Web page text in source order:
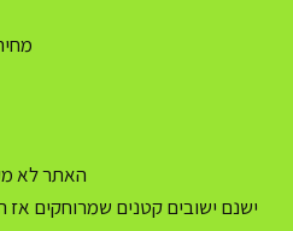
מחיר
האתר לא
ישנם ישובים קטנים שמרוחקים אז